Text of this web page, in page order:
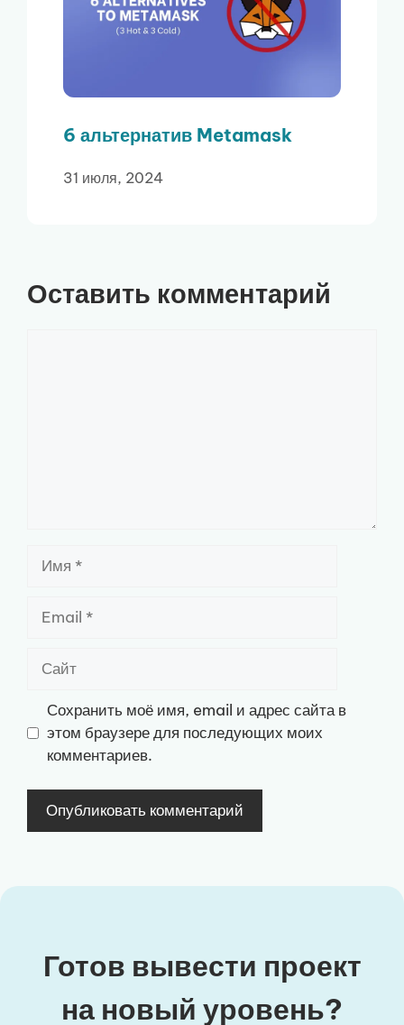
6 альтернатив Metamask
31 июля, 2024
Оставить комментарий
Сохранить моё имя, email и адрес сайта в
этом браузере для последующих моих
комментариев.
Готов вывести проект
на новый уровень?